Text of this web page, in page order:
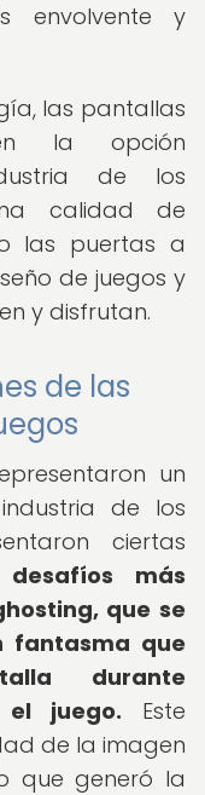
envolvente y
las pantallas
la opción
de los
calidad de
las puertas a
de juegos y
y disfrutan.
de las
un
de los
ciertas
más
que se
fantasma que
durante
el juego. Este
de la imagen
que generó la